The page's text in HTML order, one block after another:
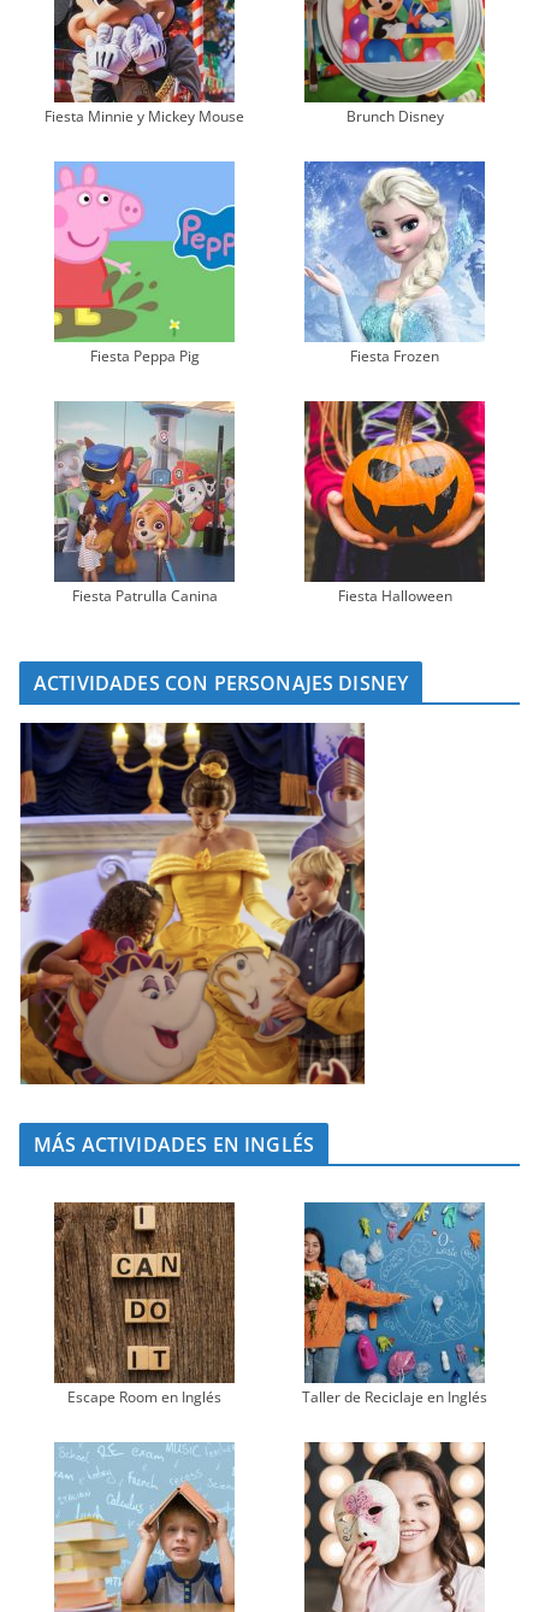
Fiesta Minnie y Mickey Mouse Brunch Disney
Fiesta Peppa Pig Fiesta Frozen
Fiesta Patrulla Canina Fiesta Halloween
ACTIVIDADES CON PERSONAJES DISNEY
MÁS ACTIVIDADES EN INGLÉS
Escape Room en Inglés Taller de Reciclaje en Inglés